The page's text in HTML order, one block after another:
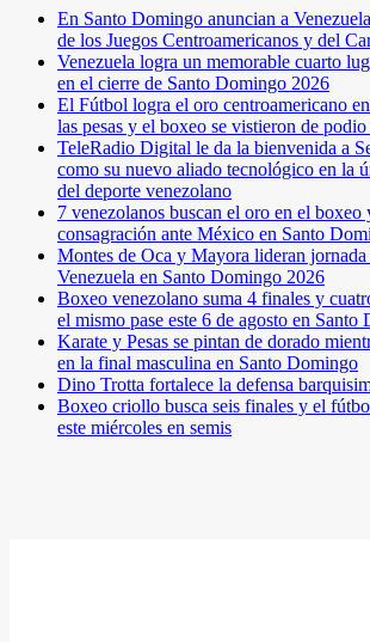
En Santo Domingo anuncian a
de los Juegos Centroamericanos y del
Venezuela logra un memorable cuarto
en el cierre de Santo Domingo 2026
El Fútbol logra el oro centroamericano
las pesas y el boxeo se vistieron de
TeleRadio Digital le da la bienvenida a
como su nuevo aliado tecnológico en la
del deporte venezolano
7 venezolanos buscan el oro en el
consagración ante México en Santo
Montes de Oca y Mayora lideran jornada
Venezuela en Santo Domingo 2026
Boxeo venezolano suma 4 finales y
el mismo pase este 6 de agosto en Santo
Karate y Pesas se pintan de dorado
en la final masculina en Santo Domingo
Dino Trotta fortalece la defensa
Boxeo criollo busca seis finales y el
este miércoles en semis